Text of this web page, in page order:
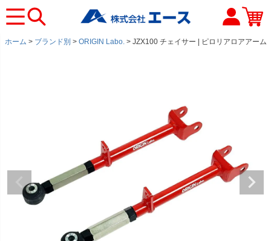
ホーム ブランド別 ORIGIN Labo. JZX100 チェイサー | ピロリアロアアーム